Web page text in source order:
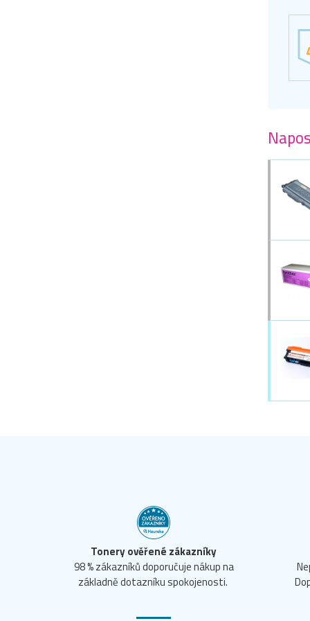
Tonery ověřené zákazníky
98 % zákazníků doporučuje nákup na
základně dotazníku spokojenosti.